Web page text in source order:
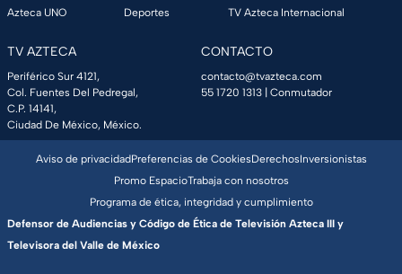
Azteca UNO
Deportes
TV Azteca Internacional
TV AZTECA
Periférico Sur 4121,
Col. Fuentes Del Pedregal,
C.P. 14141,
Ciudad De México, México.
CONTACTO
contacto@tvazteca.com
55 1720 1313 | Conmutador
Aviso de privacidadPreferencias de CookiesDerechosInversionistas
Promo EspacioTrabaja con nosotros
Programa de ética, integridad y cumplimiento
Defensor de Audiencias y Código de Ética de Televisión Azteca III y
Televisora del Valle de México